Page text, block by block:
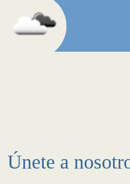
Únete a